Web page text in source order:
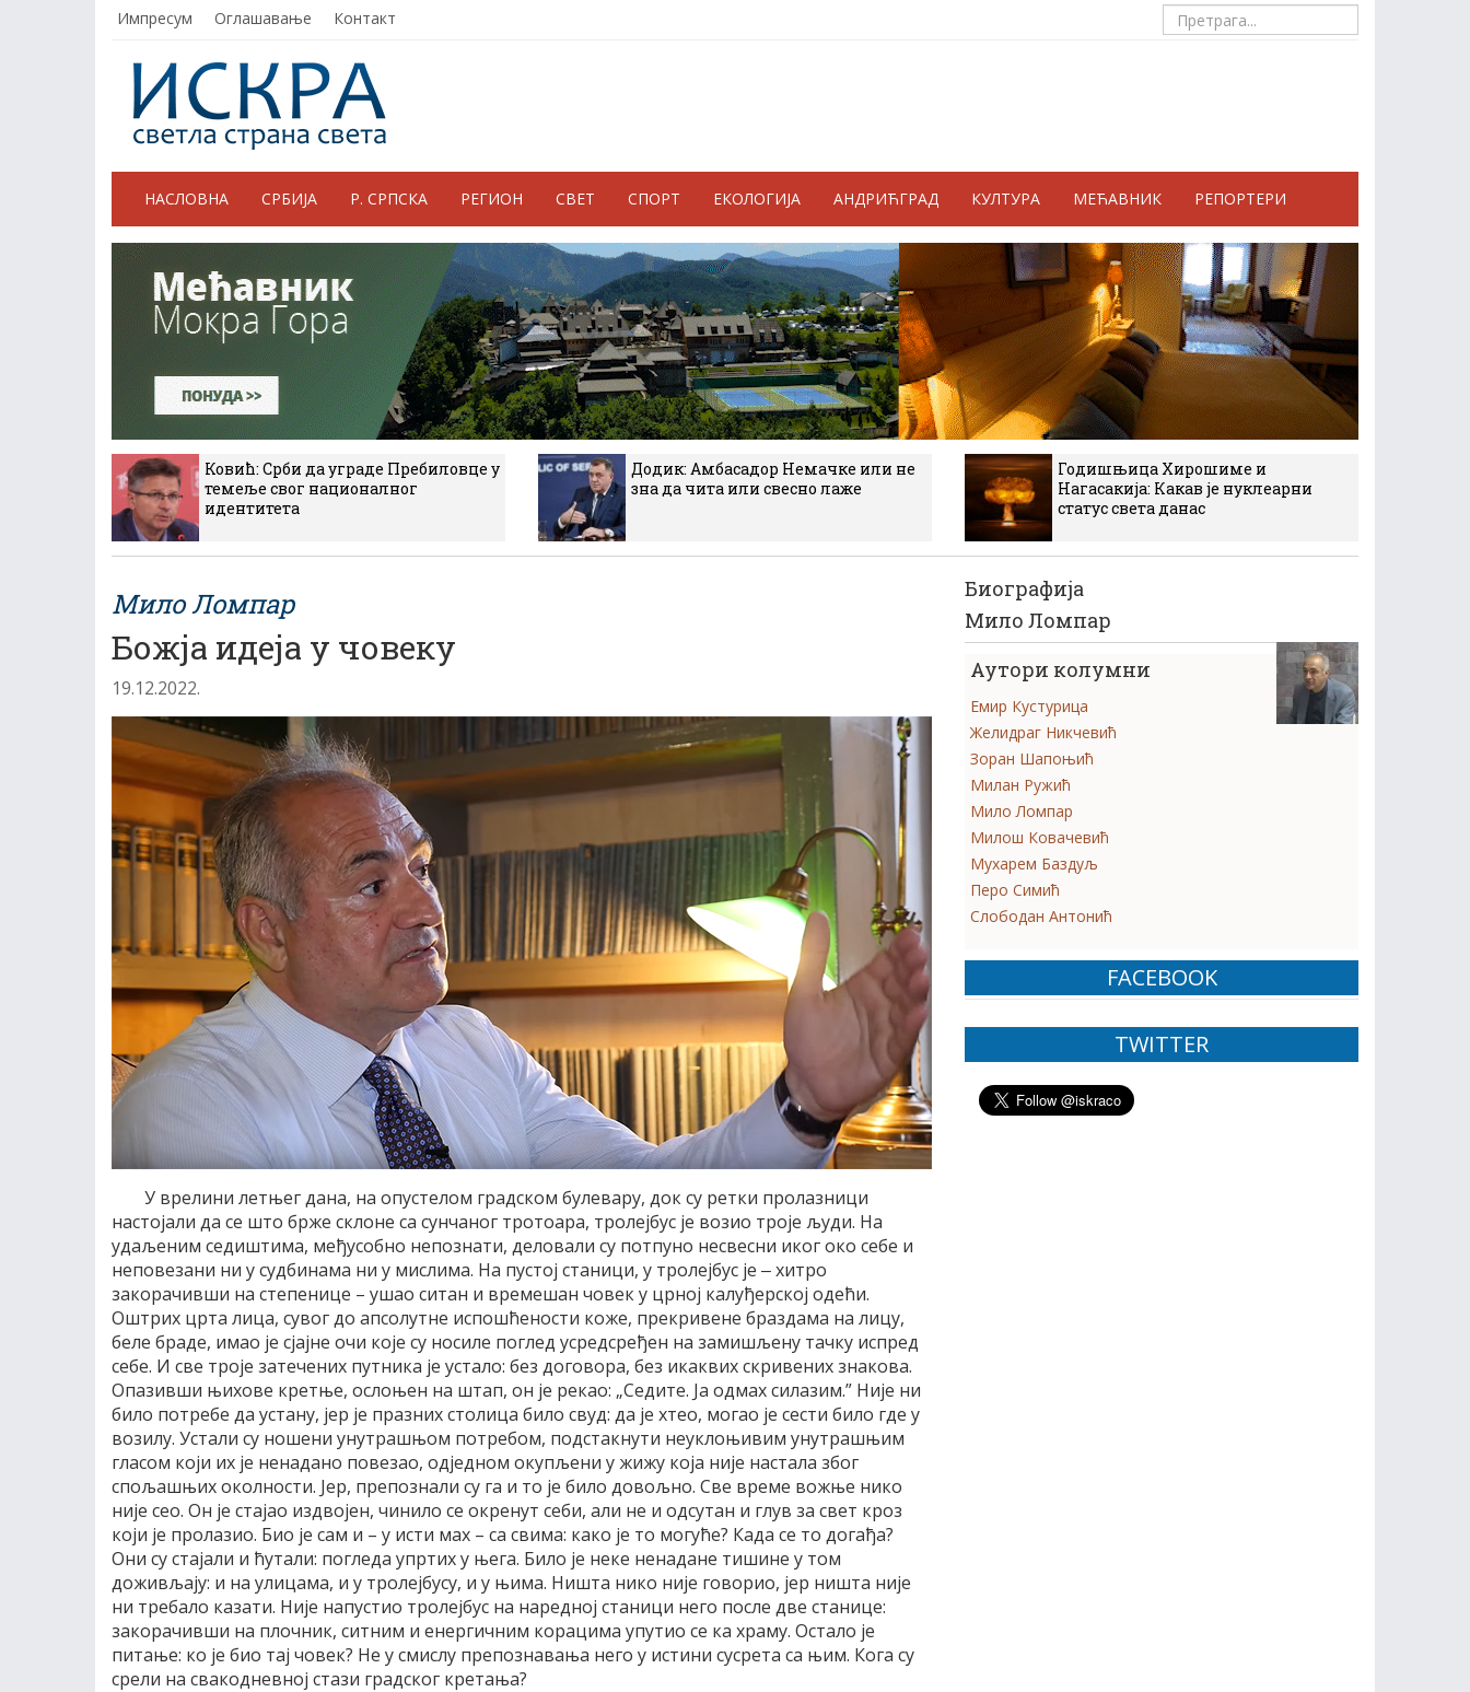
Импресум Оглашавање Контакт
НАСЛОВНА СРБИЈА Р. СРПСКА РЕГИОН СВЕТ СПОРТ ЕКОЛОГИЈА АНДРИЋГРАД КУЛТУРА МЕЋАВНИК РЕПОРТЕРИ
Ковић: Срби да уграде Пребиловце у
темеље свог националног
идентитета
Додик: Амбасадор Немачке или не
зна да чита или свесно лаже
Годишњица Хирошиме и
Нагасакија: Какав је нуклеарни
статус света данас
Мило Ломпар
Божја идеја у човеку
19.12.2022.
У врелини летњег дана, на опустелом градском булевару, док су ретки пролазници
настојали да се што брже склоне са сунчаног тротоара, тролејбус је возио троје људи. На
удаљеним седиштима, међусобно непознати, деловали су потпуно несвесни иког око себе и
неповезани ни у судбинама ни у мислима. На пустој станици, у тролејбус је ‒ хитро
закорачивши на степенице – ушао ситан и времешан човек у црној калуђерској одећи.
Оштрих црта лица, сувог до апсолутне испошћености коже, прекривене браздама на лицу,
беле браде, имао је сјајне очи које су носиле поглед усредсређен на замишљену тачку испред
себе. И све троје затечених путника је устало: без договора, без икаквих скривених знакова.
Опазивши њихове кретње, ослоњен на штап, он је рекао: „Седите. Ја одмах силазим.” Није ни
било потребе да устану, јер је празних столица било свуд: да је хтео, могао је сести било где у
возилу. Устали су ношени унутрашњом потребом, подстакнути неуклоњивим унутрашњим
гласом који их је ненадано повезао, одједном окупљени у жижу која није настала због
спољашњих околности. Јер, препознали су га и то је било довољно. Све време вожње нико
није сео. Он је стајао издвојен, чинило се окренут себи, али не и одсутан и глув за свет кроз
који је пролазио. Био је сам и – у исти мах – са свима: како је то могуће? Када се то догађа?
Они су стајали и ћутали: погледа упртих у њега. Било је неке ненадане тишине у том
доживљају: и на улицама, и у тролејбусу, и у њима. Ништа нико није говорио, јер ништа није
ни требало казати. Није напустио тролејбус на наредној станици него после две станице:
закорачивши на плочник, ситним и енергичним корацима упутио се ка храму. Остало је
питање: ко је био тај човек? Не у смислу препознавања него у истини сусрета са њим. Кога су
срели на свакодневној стази градског кретања?
Биографија
Мило Ломпар
Аутори колумни
Емир Кустурица
Желидраг Никчевић
Зоран Шапоњић
Милан Ружић
Мило Ломпар
Милош Ковачевић
Мухарем Баздуљ
Перо Симић
Слободан Антонић
FACEBOOK
TWITTER